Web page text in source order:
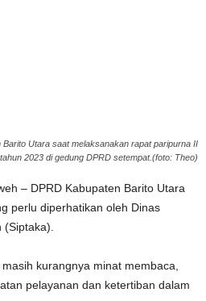
Utara saat melaksanakan rapat paripurna II
tahun 2023 di gedung DPRD setempat.(foto: Theo)
– DPRD Kabupaten Barito Utara
perlu diperhatikan oleh Dinas
(Siptaka).
kurangnya minat membaca,
pelayanan dan ketertiban dalam